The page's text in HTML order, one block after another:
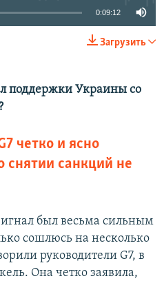
0:09:12
Загрузить
поддержки Украины со
четко и ясно
снятии санкций не
был весьма сильным
сошлюсь на несколько
руководители G7, в
Она четко заявила,